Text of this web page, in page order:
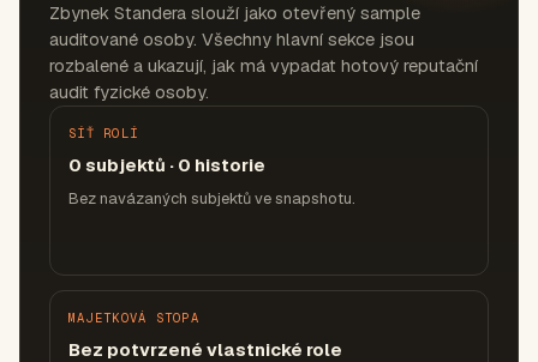
Zbynek Standera slouží jako otevřený sample
auditované osoby. Všechny hlavní sekce jsou
rozbalené a ukazují, jak má vypadat hotový reputační
audit fyzické osoby.
SÍŤ ROLÍ
0 subjektů · 0 historie
Bez navázaných subjektů ve snapshotu.
MAJETKOVÁ STOPA
Bez potvrzené vlastnické role